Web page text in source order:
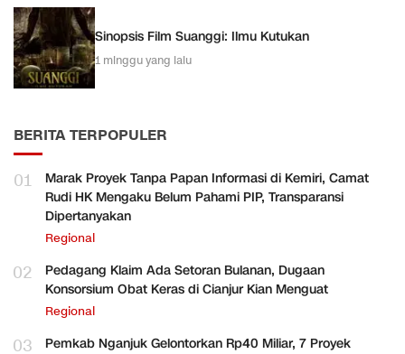
Sinopsis Film Suanggi: Ilmu Kutukan
1 minggu yang lalu
BERITA TERPOPULER
01
Marak Proyek Tanpa Papan Informasi di Kemiri, Camat
Rudi HK Mengaku Belum Pahami PIP, Transparansi
Dipertanyakan
Regional
02
Pedagang Klaim Ada Setoran Bulanan, Dugaan
Konsorsium Obat Keras di Cianjur Kian Menguat
Regional
03 Pemkab Nganjuk Gelontorkan Rp40 Miliar, 7 Proyek